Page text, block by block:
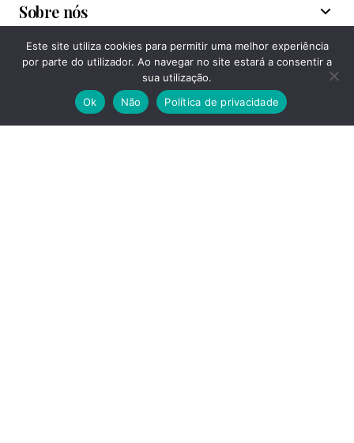
Sobre nós
Associações
Este site utiliza cookies para permitir uma melhor experiência
por parte do utilizador. Ao navegar no site estará a consentir a
sua utilização.
Ok
Não Política de privacidade